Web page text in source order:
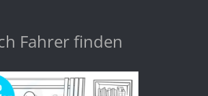
Fahrer finden